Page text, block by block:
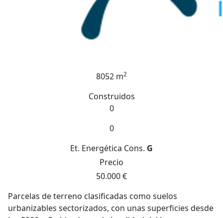
8052 m2
Construidos
0
0
Et. Energética Cons. G
Precio
50.000 €
Parcelas de terreno clasificadas como suelos
urbanizables sectorizados, con unas superficies desde